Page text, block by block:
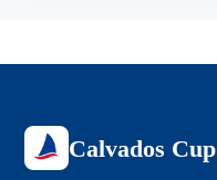
Calvados Cup